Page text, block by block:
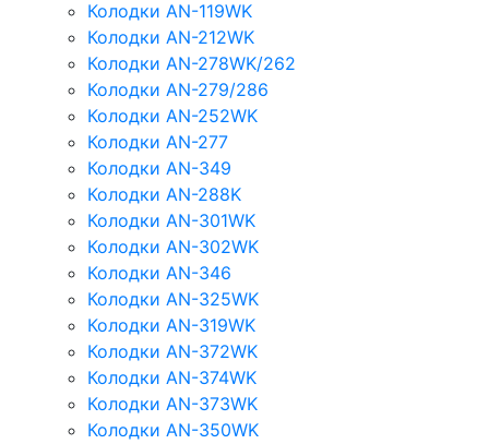
Колодки AN-119WK
Колодки AN-212WK
Колодки AN-278WK/262
Колодки AN-279/286
Колодки AN-252WK
Колодки AN-277
Колодки AN-349
Колодки AN-288K
Колодки AN-301WK
Колодки AN-302WK
Колодки AN-346
Колодки AN-325WK
Колодки AN-319WK
Колодки AN-372WK
Колодки AN-374WK
Колодки AN-373WK
Колодки AN-350WK